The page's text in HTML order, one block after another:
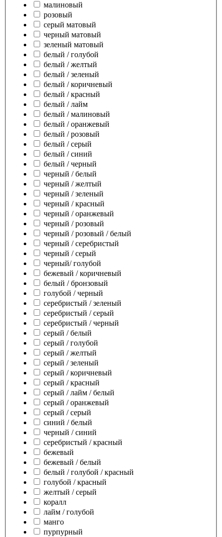
малиновый
розовый
серый матовый
черный матовый
зеленый матовый
белый / голубой
белый / желтый
белый / зеленый
белый / коричневый
белый / красный
белый / лайм
белый / малиновый
белый / оранжевый
белый / розовый
белый / серый
белый / синий
белый / черный
черный / белый
черный / желтый
черный / зеленый
черный / красный
черный / оранжевый
черный / розовый
черный / розовый / белый
черный / серебристый
черный / серый
черный/ голубой
бежевый / коричневый
белый / бронзовый
голубой / черный
серебристый / зеленый
серебристый / серый
серебристый / черный
серый / белый
серый / голубой
серый / желтый
серый / зеленый
серый / коричневый
серый / красный
серый / лайм / белый
серый / оранжевый
серый / серый
синий / белый
черный / синий
серебристый / красный
бежевый
бежевый / белый
белый / голубой / красный
голубой / красный
желтый / серый
коралл
лайм / голубой
манго
пурпурный